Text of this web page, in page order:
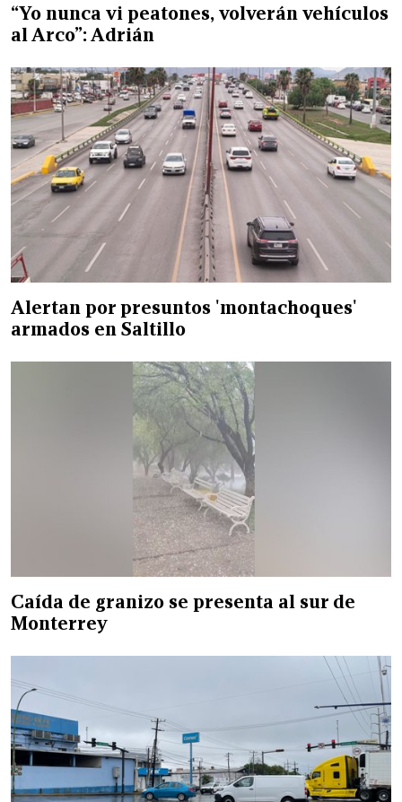
“Yo nunca vi peatones, volverán vehículos
al Arco”: Adrián
Alertan por presuntos 'montachoques'
armados en Saltillo
Caída de granizo se presenta al sur de
Monterrey